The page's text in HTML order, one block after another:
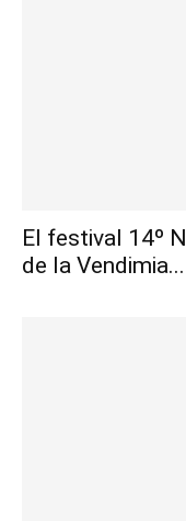
El festival 14º
de la Vendimia...